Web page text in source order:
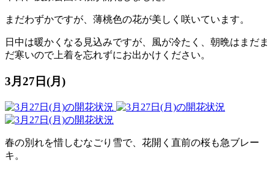
まだわずかですが、薄桃色の花が美しく咲いています。
日中は暖かくなる見込みですが、風が冷たく、朝晩はまだま
だ寒いので上着を忘れずにお出かけください。
3月27日(月)
春の別れを惜しむなごり雪で、花開く直前の桜も急ブレー
キ。